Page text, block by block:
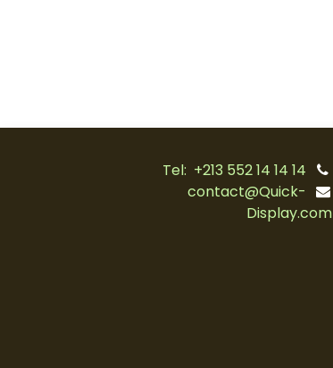
Tel: +213 552 14 14 14
contact@Quick-
Display.com